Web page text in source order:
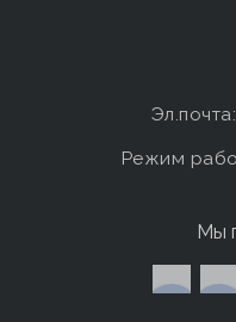
Эл.почта:
Режим
Мы